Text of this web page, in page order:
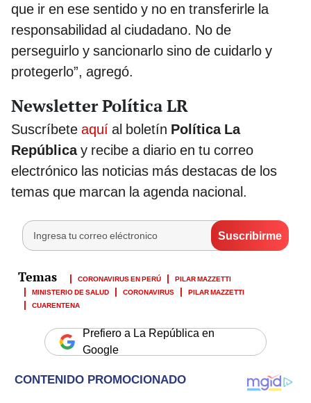
que ir en ese sentido y no en transferirle la
responsabilidad al ciudadano. No de
perseguirlo y sancionarlo sino de cuidarlo y
protegerlo”, agregó.
Newsletter Política LR
Suscríbete aquí al boletín Política La
Repúblicay recibe a diario en tu correo
electrónico las noticias más destacas de los
temas que marcan la agenda nacional.
CORONAVIRUS EN PERÚ
PILAR MAZZETTI
MINISTERIO DE SALUD
CORONAVIRUS
PILAR MAZZETTI
CUARENTENA
Prefiero a La República en
Google